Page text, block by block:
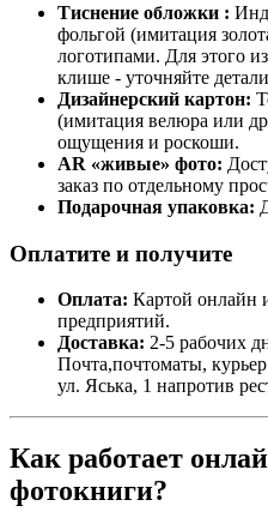
Тиснение обложки :
фольгой (имитация
логотипами. Для этого
клише - уточняйте
Дизайнерский картон:
(имитация велюра или
ощущения и роскоши.
AR «живые» фото:
заказ по отдельному
Подарочная упаковка:
Оплатите и получите
Оплата: Картой онлайн
предприятий.
Доставка: 2-5 рабочих
Почта,почтоматы,
ул. Яська, 1 напротив
Как работает
фотокниги?